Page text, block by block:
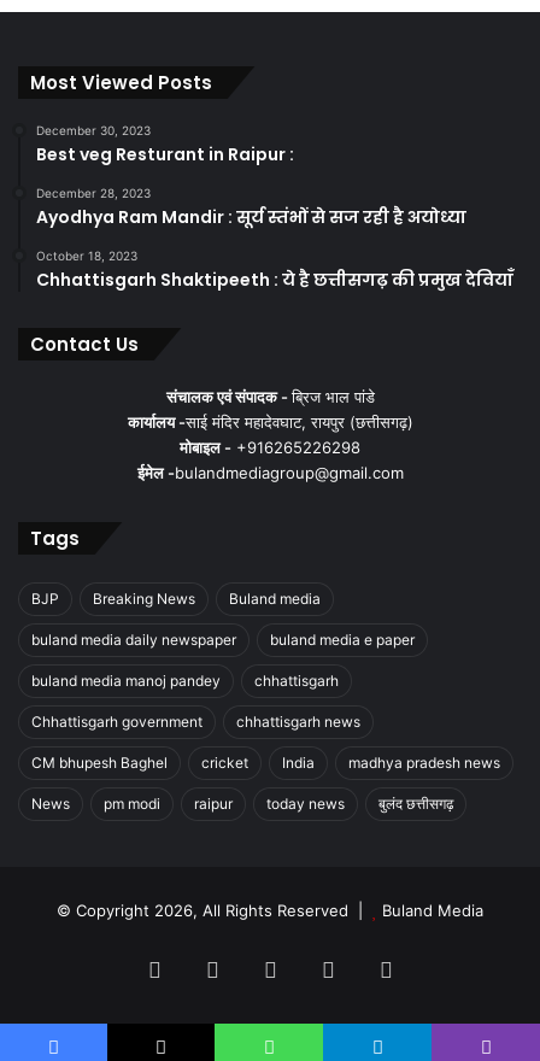
Most Viewed Posts
December 30, 2023
Best veg Resturant in Raipur :
December 28, 2023
Ayodhya Ram Mandir : सूर्य स्तंभों से सज रही है अयोध्या
October 18, 2023
Chhattisgarh Shaktipeeth : ये है छत्तीसगढ़ की प्रमुख देवियाँ
Contact Us
संचालक एवं संपादक -ब्रिज भाल पांडे
कार्यालय -साई मंदिर महादेवघाट, रायपुर (छत्तीसगढ़)
मोबाइल - +916265226298
ईमेल -bulandmediagroup@gmail.com
Tags
BJP Breaking News Buland media
buland media daily newspaper buland media e paper
buland media manoj pandey chhattisgarh
Chhattisgarh government chhattisgarh news
CM bhupesh Baghel cricket India madhya pradesh news
News pm modi raipur today news बुलंद छत्तीसगढ़
© Copyright 2026, All Rights Reserved | Buland Media
Facebook YouTubeInstagram